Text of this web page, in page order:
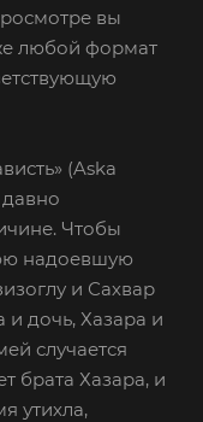
вы
любой формат
(Aska
Чтобы
надоевшую
и Сахвар
дочь, Хазара и
случается
брата Хазара, и
утихла,